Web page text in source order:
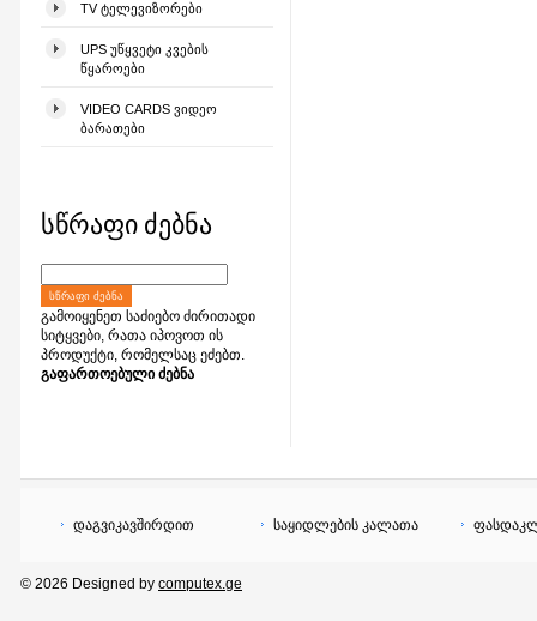
TV ᲢᲔᲚᲔᲕᲘᲖᲝᲠᲔᲑᲘ
UPS ᲣᲬᲧᲕᲔᲢᲘ ᲙᲕᲔᲑᲘᲡ
ᲬᲧᲐᲠᲝᲔᲑᲘ
VIDEO CARDS ᲕᲘᲓᲔᲝ
ᲑᲐᲠᲐᲗᲔᲑᲘ
სწრაფი ძებნა
ᲡᲬᲠᲐᲤᲘ ᲫᲔᲑᲜᲐ
გამოიყენეთ საძიებო ძირითადი
სიტყვები, რათა იპოვოთ ის
პროდუქტი, რომელსაც ეძებთ.
გაფართოებული ძებნა
დაგვიკავშირდით საყიდლების კალათა
© 2026 Designed by computex.ge